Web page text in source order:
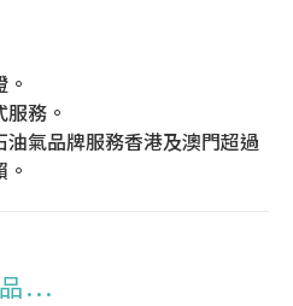
務。
氣品牌服務香港及澳門超過
...